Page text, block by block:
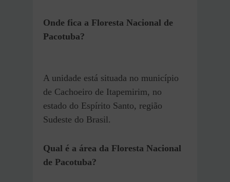
Onde fica a Floresta Nacional de
Pacotuba?
A unidade está situada no município
de Cachoeiro de Itapemirim, no
estado do Espírito Santo, região
Sudeste do Brasil.
Qual é a área da Floresta Nacional
de Pacotuba?